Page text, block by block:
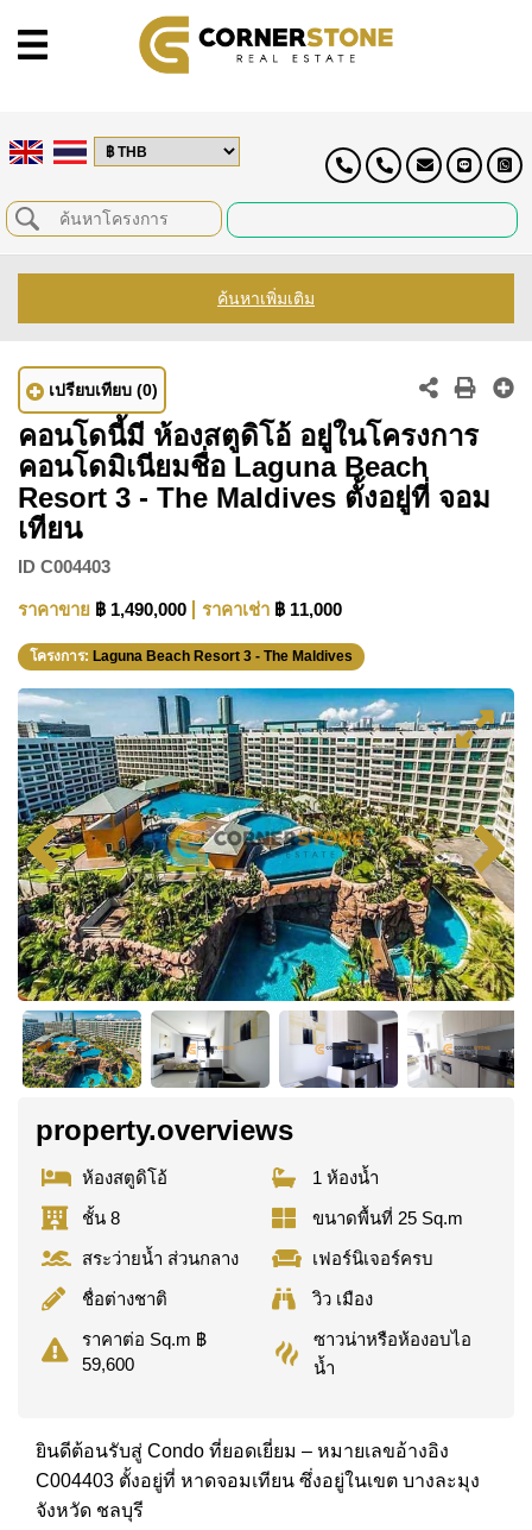
ค้นหาเพิ่มเติม
เปรียบเทียบ (0)
คอนโดนี้มี ห้องสตูดิโอ้ อยู่ในโครงการ
คอนโดมิเนียมชื่อ Laguna Beach
Resort 3 - The Maldives ตั้งอยู่ที่ จอม
เทียน
ID C004403
ราคาขาย ฿ 1,490,000 ราคาเช่า ฿ 11,000
โครงการ: Laguna Beach Resort 3 - The Maldives
property.overviews
ห้องสตูดิโอ้
1 ห้องน้ำ
ชั้น 8
ขนาดพื้นที่ 25 Sq.m
สระว่ายน้ำ ส่วนกลาง
เฟอร์นิเจอร์ครบ
ชื่อต่างชาติ
วิว เมือง
ราคาต่อ Sq.m ฿
59,600
ซาวน่าหรือห้องอบไอ
น้ำ
ยินดีต้อนรับสู่ Condo ที่ยอดเยี่ยม – หมายเลขอ้างอิง
C004403 ตั้งอยู่ที่ หาดจอมเทียน ซึ่งอยู่ในเขต บางละมุง
จังหวัด ชลบุรี